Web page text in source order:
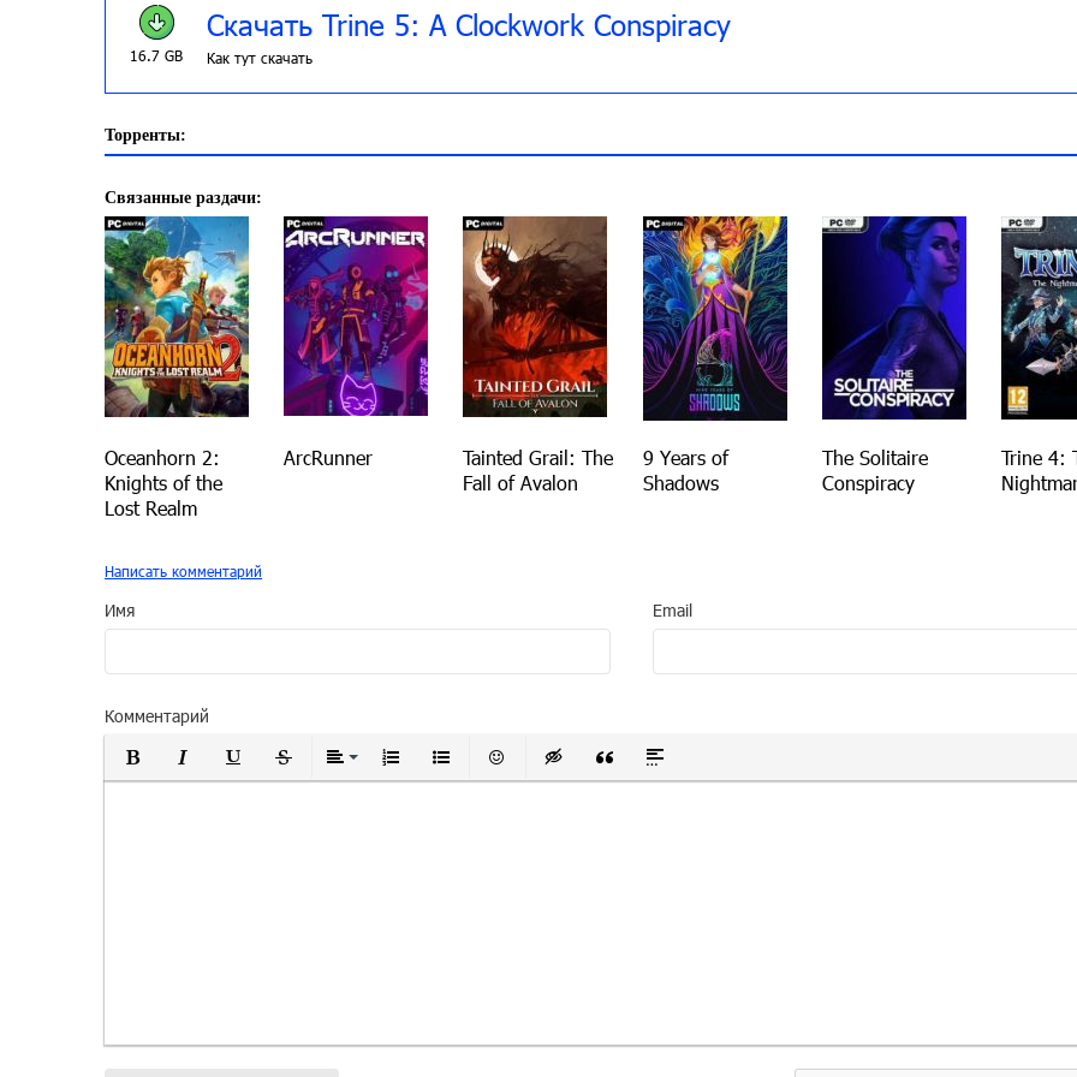
16.7 GB
Скачать Trine 5: A Clockwork Conspiracy
Как тут скачать
Торренты:
Связанные раздачи:
Oceanhorn 2:
Knights of the
Lost Realm
ArcRunner
Tainted Grail: The
Fall of Avalon
9 Years of
Shadows
The Solitaire
Conspiracy
Trine 4:
Написать комментарий
Имя Email
Комментарий
Полужирный
КурсивПодчеркнутый
ЗачеркнутыйВыравнивание
Нумерованный список
Маркированный список
Вставить смайлик
Вставка скрытого текста
Вставка цитаты
Вставка спойлера